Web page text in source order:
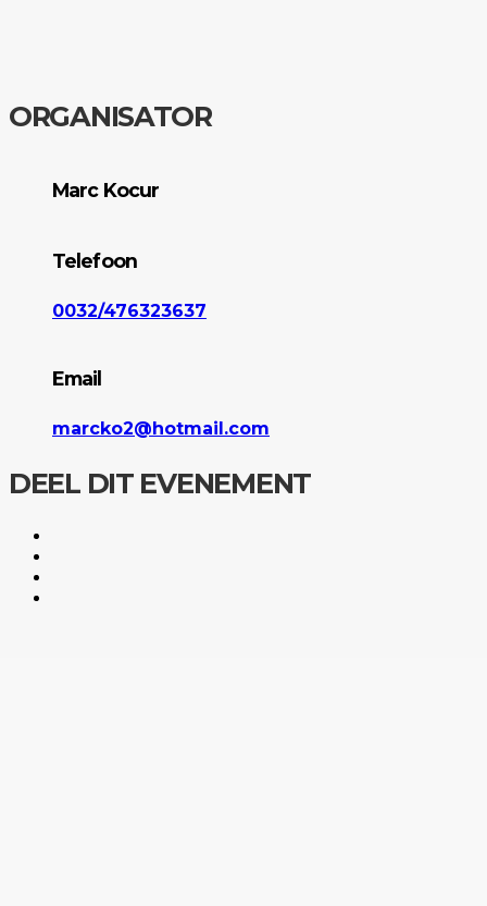
ORGANISATOR
Marc Kocur
Telefoon
0032/476323637
Email
marcko2@hotmail.com
DEEL DIT EVENEMENT